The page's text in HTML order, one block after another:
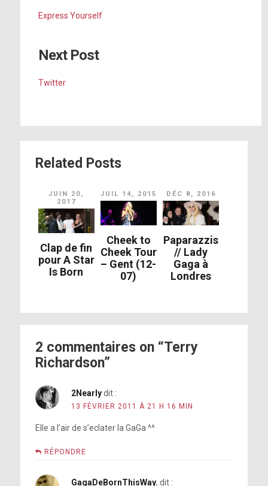
Express Yourself
Next Post
Twitter
Related Posts
JUIN 20,
2017
Clap de fin
pour A Star
Is Born
JUIL 14, 2015
Cheek to
Cheek Tour
– Gent (12-
07)
DÉC 8, 2016
Paparazzis
// Lady
Gaga à
Londres
2 commentaires on “Terry
Richardson”
2Nearly dit :
13 FÉVRIER 2011 À 21 H 16 MIN
Elle a l’air de s’eclater la GaGa ^^
RÉPONDRE
GagaDeBornThisWay. dit :